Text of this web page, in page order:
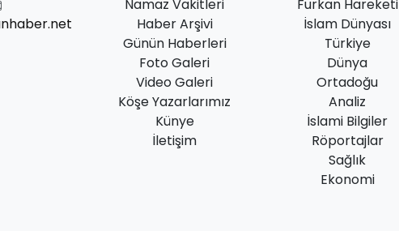
Namaz Vakitleri
Haber Arşivi
Günün Haberleri
Foto Galeri
Video Galeri
Köşe Yazarlarımız
Künye
İletişim
Furkan Hareketi
İslam Dünyası
Türkiye
Dünya
Ortadoğu
Analiz
İslami Bilgiler
Röportajlar
Sağlık
Ekonomi